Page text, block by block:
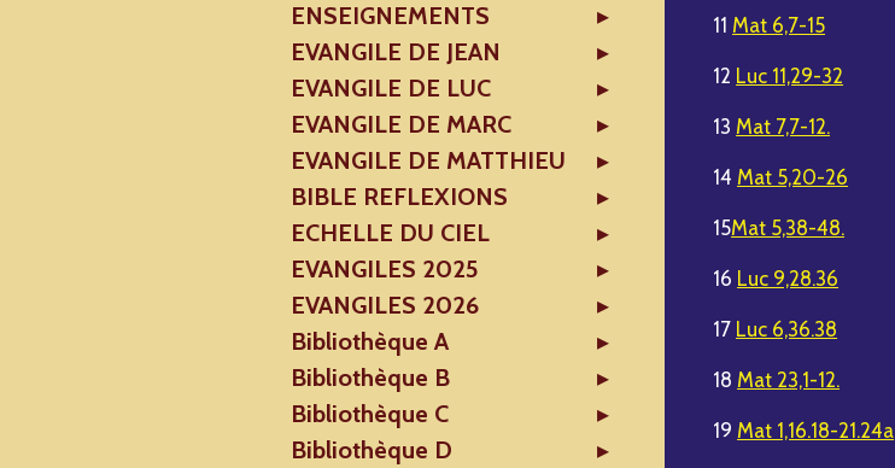
11Mat 6,7-15
12 Luc 11,29-32
13Mat 7,7-12.
14Mat 5,20-26
15Mat 5,38-48.
16 Luc 9,28.36
17 Luc 6,36.38
18Mat 23,1-12.
19Mat 1,16.18-21.24a
ENSEIGNEMENTS
EVANGILE DE JEAN
EVANGILE DE LUC
EVANGILE DE MARC
EVANGILE DE MATTHIEU
BIBLE REFLEXIONS
ECHELLE DU CIEL
EVANGILES 2025
EVANGILES 2026
Bibliothèque A
Bibliothèque B
Bibliothèque C
Bibliothèque D